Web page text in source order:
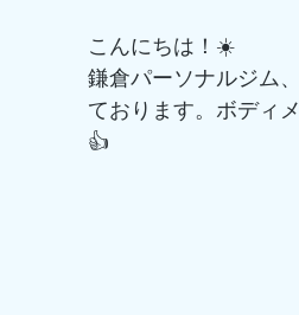
こんにちは！☀️
鎌倉パーソナルジム
ております。ボディ
👍